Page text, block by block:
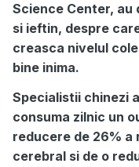
Science Center, au
si ieftin, despre
creasca nivelul
bine inima.
Specialistii chinezi
consuma zilnic un
reducere de 26%
cerebral si de o